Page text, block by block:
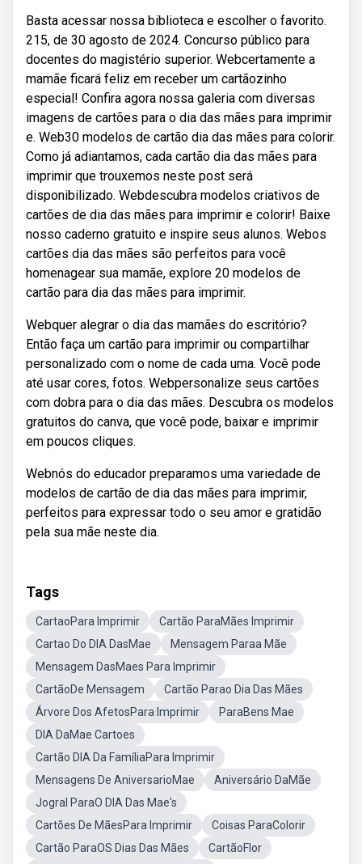
Basta acessar nossa biblioteca e escolher o favorito.
215, de 30 agosto de 2024. Concurso público para
docentes do magistério superior. Webcertamente a
mamãe ficará feliz em receber um cartãozinho
especial! Confira agora nossa galeria com diversas
imagens de cartões para o dia das mães para imprimir
e. Web30 modelos de cartão dia das mães para colorir.
Como já adiantamos, cada cartão dia das mães para
imprimir que trouxemos neste post será
disponibilizado. Webdescubra modelos criativos de
cartões de dia das mães para imprimir e colorir! Baixe
nosso caderno gratuito e inspire seus alunos. Webos
cartões dia das mães são perfeitos para você
homenagear sua mamãe, explore 20 modelos de
cartão para dia das mães para imprimir.
Webquer alegrar o dia das mamães do escritório?
Então faça um cartão para imprimir ou compartilhar
personalizado com o nome de cada uma. Você pode
até usar cores, fotos. Webpersonalize seus cartões
com dobra para o dia das mães. Descubra os modelos
gratuitos do canva, que você pode, baixar e imprimir
em poucos cliques.
Webnós do educador preparamos uma variedade de
modelos de cartão de dia das mães para imprimir,
perfeitos para expressar todo o seu amor e gratidão
pela sua mãe neste dia.
Tags
CartaoPara Imprimir
Cartão ParaMães Imprimir
Cartao Do DIA DasMae
Mensagem Paraa Mãe
Mensagem DasMaes Para Imprimir
CartãoDe Mensagem
Cartão Parao Dia Das Mães
Árvore Dos AfetosPara Imprimir
ParaBens Mae
DIA DaMae Cartoes
Cartão DIA Da FamíliaPara Imprimir
Mensagens De AniversarioMae
Aniversário DaMãe
Jogral ParaO DIA Das Mae's
Cartões De MãesPara Imprimir
Coisas ParaColorir
Cartão ParaOS Dias Das Mães
CartãoFlor